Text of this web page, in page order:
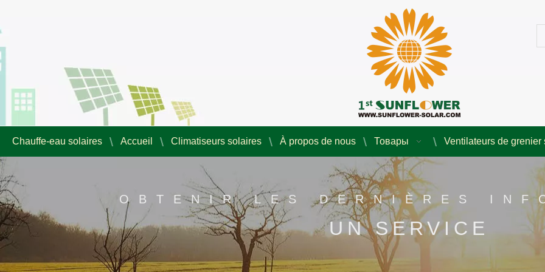
Chauffe-eau solaires Accueil Climatiseurs solaires À propos de nous Товары Ventilateurs de grenier
OBTENIR LES DERNIÈRES
UN SERVICE